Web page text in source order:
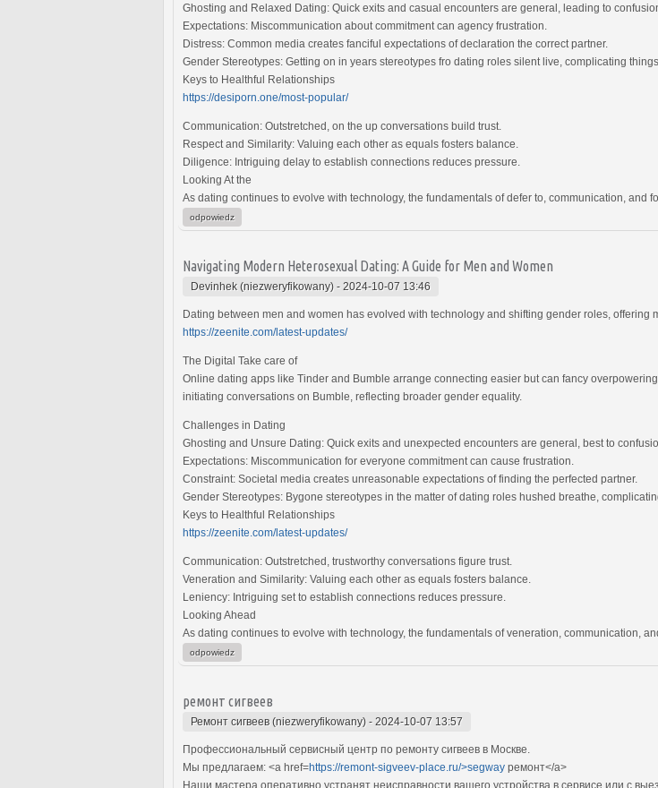
Ghosting and Relaxed Dating: Quick exits and casual encounters are general, leading to
Expectations: Miscommunication about commitment can agency frustration.
Distress: Common media creates fanciful expectations of declaration the correct partner.
Gender Stereotypes: Getting on in years stereotypes fro dating roles silent live, complicating things.
Keys to Healthful Relationships
https://desiporn.one/most-popular/
Communication: Outstretched, on the up conversations build trust.
Respect and Similarity: Valuing each other as equals fosters balance.
Diligence: Intriguing delay to establish connections reduces pressure.
Looking At the
As dating continues to evolve with technology, the fundamentals of defer to, communication, and
odpowiedz
Navigating Modern Heterosexual Dating: A Guide for Men and Women
Devinhek (niezweryfikowany) - 2024-10-07 13:46
Dating between men and women has evolved with technology and shifting gender roles, offering
https://zeenite.com/latest-updates/
The Digital Take care of
Online dating apps like Tinder and Bumble arrange connecting easier but can fancy
initiating conversations on Bumble, reflecting broader gender equality.
Challenges in Dating
Ghosting and Unsure Dating: Quick exits and unexpected encounters are general, best to
Expectations: Miscommunication for everyone commitment can cause frustration.
Constraint: Societal media creates unreasonable expectations of finding the perfected partner.
Gender Stereotypes: Bygone stereotypes in the matter of dating roles hushed breathe,
Keys to Healthful Relationships
https://zeenite.com/latest-updates/
Communication: Outstretched, trustworthy conversations figure trust.
Veneration and Similarity: Valuing each other as equals fosters balance.
Leniency: Intriguing set to establish connections reduces pressure.
Looking Ahead
As dating continues to evolve with technology, the fundamentals of veneration, communication,
odpowiedz
ремонт сигвеев
Ремонт сигвеев (niezweryfikowany) - 2024-10-07 13:57
Профессиональный сервисный центр по ремонту сигвеев в Москве.
Мы предлагаем: <a href=https://remont-sigveev-place.ru/>segway ремонт</a>
Наши мастера оперативно устранят неисправности вашего устройства в сервисе или с